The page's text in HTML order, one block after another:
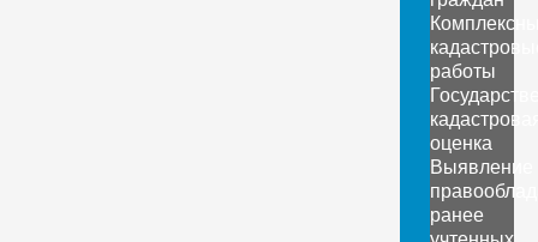
работы
оценка
Выявление
ранее